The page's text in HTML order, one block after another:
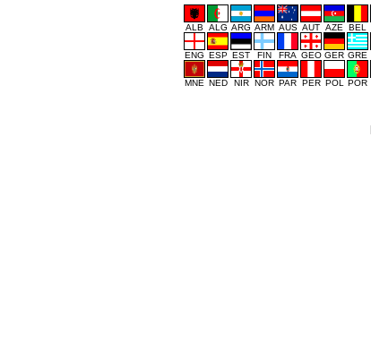
ALB ALG ARG ARM AUS AUT AZE BEL
ENG ESP EST FIN FRA GEO GER GRE
MNE NED NIR NOR PAR PER POL POR